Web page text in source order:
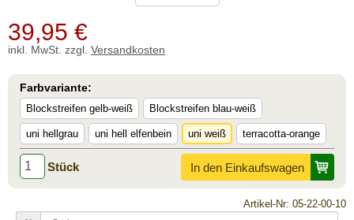
39,95 €
inkl. MwSt. zzgl. Versandkosten
Farbvariante:
Blockstreifen gelb-weiß Blockstreifen blau-weiß
uni hellgrau uni hell elfenbein uni weiß terracotta-orange
Stück In den Einkaufswagen
Artikel-Nr: 05-22-00-10